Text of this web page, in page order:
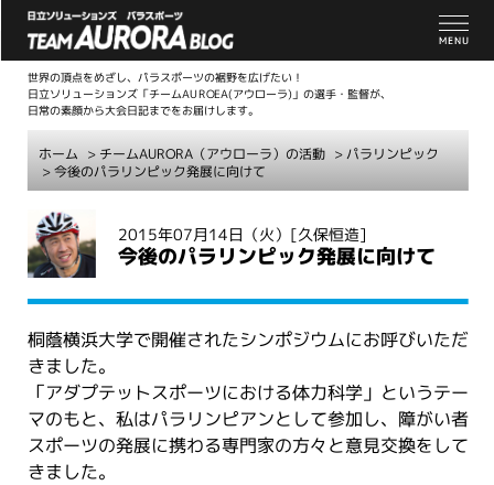
世界の頂点をめざし、パラスポーツの裾野を広げたい！
日立ソリューションズ「チームAUROEA(アウローラ)」の選手・監督が、
日常の素顔から大会日記までをお届けします。
ホーム > チームAURORA（アウローラ）の活動 >パラリンピック
> 今後のパラリンピック発展に向けて
2015年07月14日（火） [久保恒造]
今後のパラリンピック発展に向けて
桐蔭横浜大学で開催されたシンポジウムにお呼びいただ
きました。
「アダプテットスポーツにおける体力科学」というテー
マのもと、私はパラリンピアンとして参加し、障がい者
スポーツの発展に携わる専門家の方々と意見交換をして
きました。